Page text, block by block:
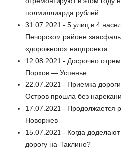
полмиллиарда рублей
31.07.2021 - 5 улиц в 4
Печорском районе
«дорожного» нацпроекта
12.08.2021 - Досрочно
Порхов — Успенье
22.07.2021 - Приемка
Остров прошла без
17.07.2021 - Продолжается
Новоржев
15.07.2021 - Когда
дорогу на Паклино?